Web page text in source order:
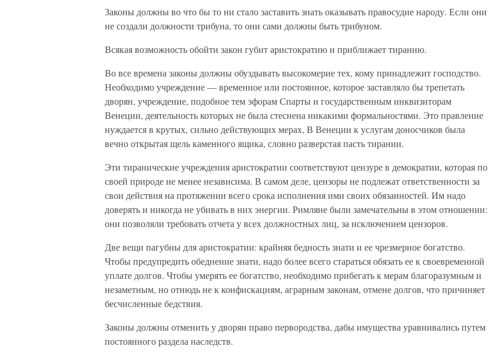
Законы должны во что бы то ни стало заставить знать оказывать правосудие народу. Если они
не создали должности трибуна, то они сами должны быть трибуном.
Всякая возможность обойти закон губит аристократию и приближает тиранию.
Во все времена законы должны обуздывать высокомерие тех, кому принадлежит господство.
Необходимо учреждение — временное или постоянное, которое заставляло бы трепетать
дворян, учреждение, подобное тем эфорам Спарты и государственным инквизиторам
Венеции, деятельность которых не была стеснена никакими формальностями. Это правление
нуждается в крутых, сильно действующих мерах, В Венеции к услугам доносчиков была
вечно открытая щель каменного ящика, словно разверстая пасть тирании.
Эти тиранические учреждения аристократии соответствуют цензуре в демократии, которая по
своей природе не менее независима. В самом деле, цензоры не подлежат ответственности за
свои действия на протяжении всего срока исполнения ими своих обязанностей. Им надо
доверять и никогда не убивать в них энергии. Римляне были замечательны в этом отношении:
они позволяли требовать отчета у всех должностных лиц, за исключением цензоров.
Две вещи пагубны для аристократии: крайняя бедность знати и ее чрезмерное богатство.
Чтобы предупредить обеднение знати, надо более всего стараться обязать ее к своевременной
уплате долгов. Чтобы умерять ее богатство, необходимо прибегать к мерам благоразумным и
незаметным, но отнюдь не к конфискациям, аграрным законам, отмене долгов, что причиняет
бесчисленные бедствия.
Законы должны отменить у дворян право первородства, дабы имущества уравнивались путем
постоянного раздела наследств.